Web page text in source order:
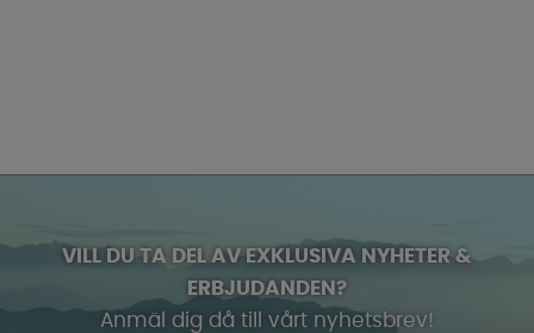
VILL DU TA DEL AV EXKLUSIVA NYHETER &
ERBJUDANDEN?
Anmäl dig då till vårt nyhetsbrev!